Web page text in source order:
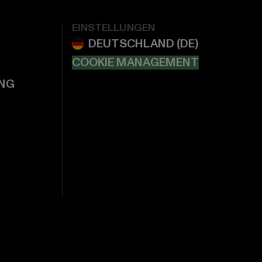
EINSTELLUNGEN
COOKIE MANAGEMENT